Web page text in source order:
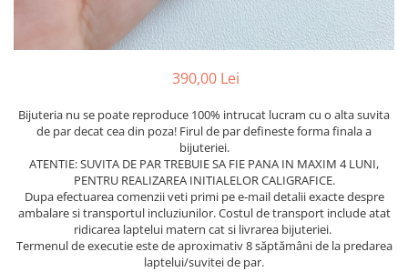
390,00 Lei
Bijuteria nu se poate reproduce 100% intrucat lucram cu o alta suvita
de par decat cea din poza! Firul de par defineste forma finala a
bijuteriei.
ATENTIE: SUVITA DE PAR TREBUIE SA FIE PANA IN MAXIM 4 LUNI,
PENTRU REALIZAREA INITIALELOR CALIGRAFICE.
Dupa efectuarea comenzii veti primi pe e-mail detalii exacte despre
ambalare si transportul incluziunilor. Costul de transport include atat
ridicarea laptelui matern cat si livrarea bijuteriei.
Termenul de executie este de aproximativ 8 săptămâni de la predarea
laptelui/suvitei de par.